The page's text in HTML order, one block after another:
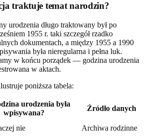
traktuje temat narodzin?
urodzenia długo traktowany był po
1955 r. taki szczegół rzadko
dokumentach, a między 1955 a 1990
była nieregularna i pełna luk.
w końcu porządek — godzina urodzenia
w aktach.
poniższa tabela:
urodzenia była
wpisywana?
Źródło danych
nie
Archiwa rodzinne